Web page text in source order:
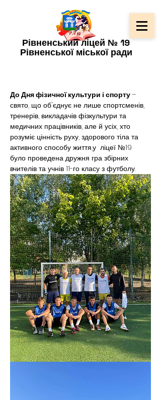
Рівненський ліцей № 19
Рівненської міської ради
До Дня фізичної культури і спорту –
свято, що об'єднує не лише спортсменів,
тренерів, викладачів фізкультури та
медичних працівників, але й усіх, хто
розуміє цінність руху, здорового тіла та
активного способу життя,у  ліцеї №19
було проведена дружня гра збірних
вчителів та учнів 11-го класу з футболу.